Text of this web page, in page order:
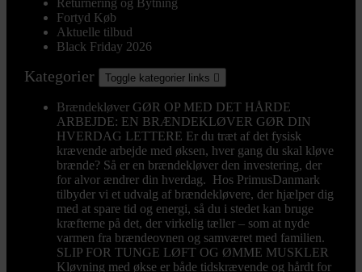
Returnering og Bytning
Fortyd Køb
Aktuelle tilbud
Black Friday 2026
Kategorier Toggle kategorier links 
Brændekløver GØR OP MED DET HÅRDE
ARBEJDE: EN BRÆNDEKLØVER GØR DIN
HVERDAG LETTERE Er du træt af det fysisk
krævende arbejde med øksen, hver gang du skal kløve
brænde? Så er en brændekløver den investering, der
for alvor ændrer din hverdag. Hos PrimusDanmark
tilbyder vi et udvalg af brændekløvere, der hjælper dig
med at spare tid og energi, så du i stedet kan bruge
kræfterne på det, der virkelig tæller – som at nyde
varmen fra brændeovnen og samværet med familien.
SLIP FOR TUNGE LØFT OG ØMME MUSKLER
Kløvning med økse er både tidskrævende og hårdt for